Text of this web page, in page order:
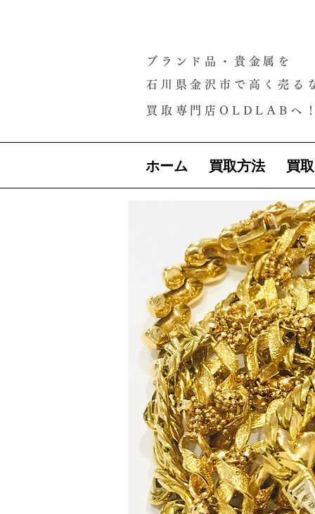
ブランド品・貴金属を
石川県金沢市で高く売る
買取専門店OLDLABへ
ホーム 買取方法 買